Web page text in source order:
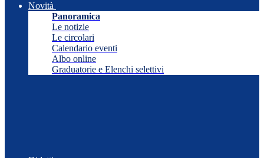
Novità
Panoramica
Le notizie
Le circolari
Calendario eventi
Albo online
Graduatorie e Elenchi selettivi